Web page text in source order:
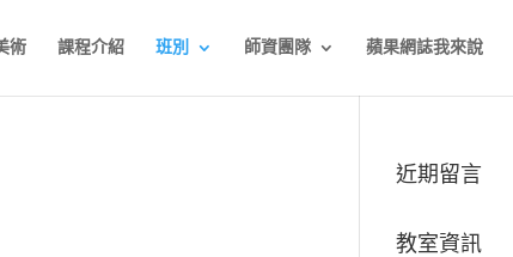
術 課程介紹 班別 師資團隊 蘋果網誌我來說
近期留言
教室資訊